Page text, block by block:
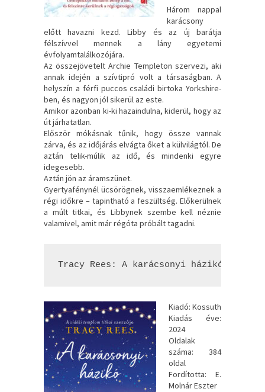
Három nappal
karácsony
előtt havazni kezd. Libby és az új barátja
félszívvel mennek a lány egyetemi
évfolyamtalálkozójára.
Az összejövetelt Archie Templeton szervezi, aki
annak idején a szívtipró volt a társaságban. A
helyszín a férfi puccos családi birtoka Yorkshire-
ben, és nagyon jól sikerül az este.
Amikor azonban ki-ki hazaindulna, kiderül, hogy az
út járhatatlan.
Először mókásnak tűnik, hogy össze vannak
zárva, és az időjárás elvágta őket a külvilágtól. De
aztán telik-múlik az idő, és mindenki egyre
idegesebb.
Aztán jön az áramszünet.
Gyertyafénynél ücsörögnek, visszaemlékeznek a
régi időkre – tapintható a feszültség. Előkerülnek
a múlt titkai, és Libbynek szembe kell néznie
valamivel, amit már régóta próbált tagadni.
Tracy Rees: A ​karácsonyi házikó
Kiadó: Kossuth
Kiadás éve:
2024
Oldalak
száma: 384
oldal
Fordította: E.
Molnár Eszter